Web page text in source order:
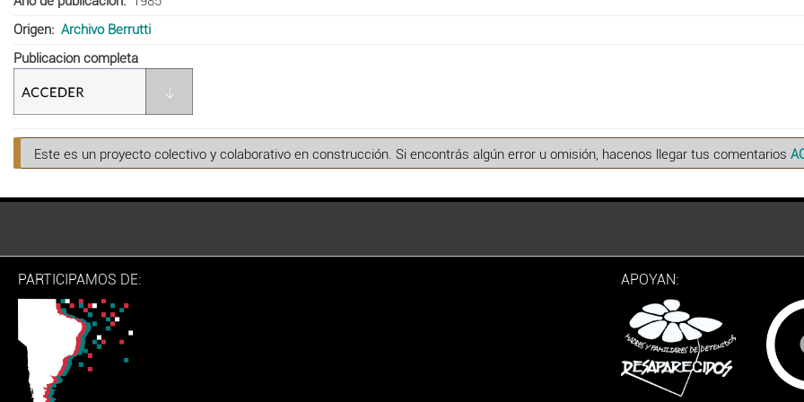
Origen
Archivo Berrutti
Publicacion completa
Este es un proyecto colectivo y colaborativo en construcción. Si encontrás algún error u omisión, hacenos llegar tus comentarios
PARTICIPAMOS DE: APOYAN: